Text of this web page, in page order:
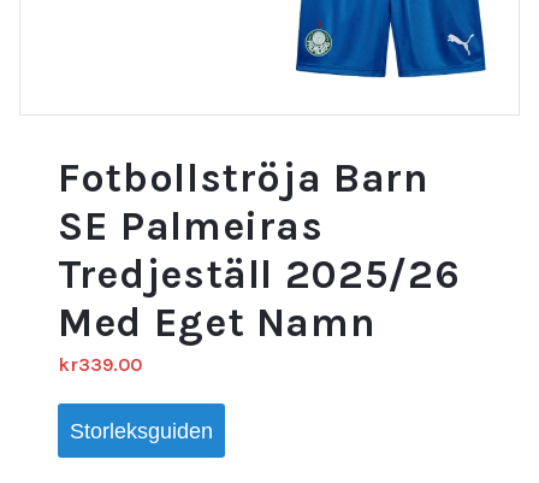
Fotbollströja Barn
SE Palmeiras
Tredjeställ 2025/26
Med Eget Namn
kr339.00
Storleksguiden